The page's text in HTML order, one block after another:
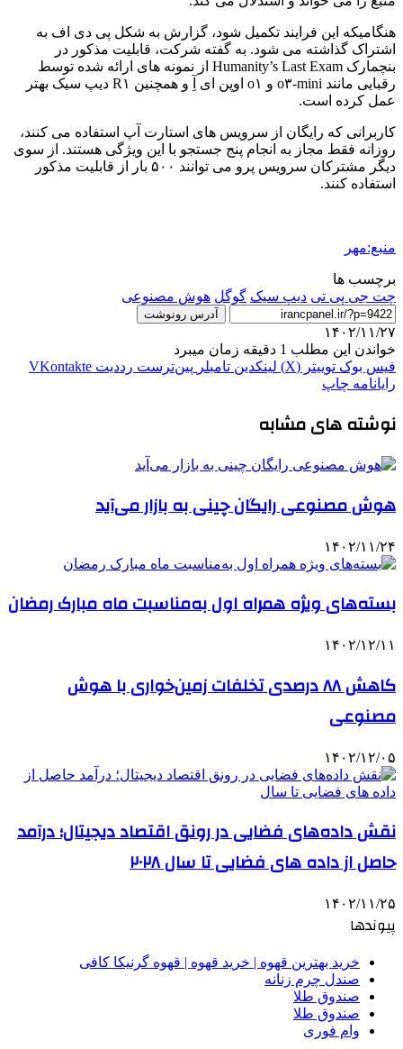
هنگامیکه این فرایند تکمیل شود، گزارش به شکل پی دی اف به
اشتراک گذاشته می شود. به گفته شرکت، قابلیت مذکور در
بنچمارک Humanity’s Last Exam از نمونه های ارائه شده توسط
رقبایی مانند o۳-mini و o۱ اوپن ای آِ و همچنین R۱ دیپ سیک بهتر
عمل کرده است.
کاربرانی که رایگان از سرویس های استارت آپ استفاده می کنند،
روزانه فقط مجاز به انجام پنج جستجو با این ویژگی هستند. از سوی
دیگر مشترکان سرویس پرو می توانند ۵۰۰ بار از قابلیت مذکور
استفاده کنند.
منبع:مهر
برچسب ها
چت جی پی تی دیپ سیک گوگل هوش مصنوعی
آدرس رونوشت
۱۴۰۲/۱۱/۲۷
خواندن این مطلب 1 دقیقه زمان میبرد
فیس بوک توییتر (X) لینکدین ‫تامبلر ‫پین‌ترست ‫رددیت ‫VKontakte
رایانامه چاپ
نوشته های مشابه
هوش مصنوعی رایگان چینی به بازار می‌آید
۱۴۰۲/۱۱/۲۴
بسته‌های ویژه همراه اول به‌مناسبت ماه مبارک رمضان
۱۴۰۲/۱۲/۱۱
کاهش ۸۸ درصدی تخلفات زمین‌خواری با هوش
مصنوعی
۱۴۰۲/۱۲/۰۵
نقش داده‌های فضایی در رونق اقتصاد دیجیتال؛ درآمد
حاصل از داده های فضایی تا سال ۲۰۲۸
۱۴۰۲/۱۱/۲۵
پیوندها
خرید بهترین قهوه | خرید قهوه | قهوه گرنیکا کافی
صندل چرم زنانه
صندوق طلا
صندوق طلا
وام فوری